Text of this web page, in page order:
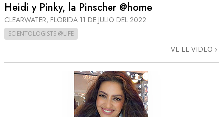
Heidi y Pinky, la Pinscher @home
CLEARWATER, FLORIDA 11 DE JULIO DEL 2022
SCIENTOLOGISTS @LIFE
VE EL VIDEO